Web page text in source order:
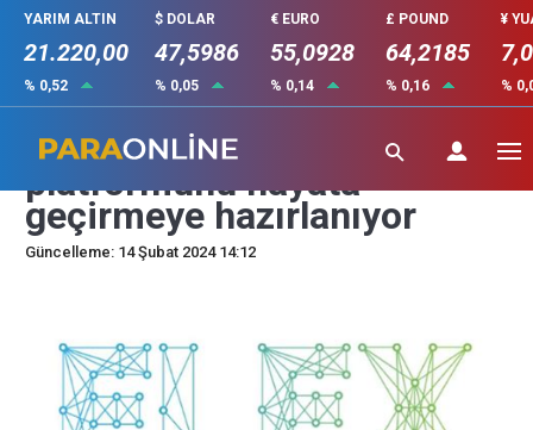
YARIM ALTIN
21.220,00
% 0,52
$ DOLAR
47,5986
% 0,05
€ EURO
55,0928
% 0,14
£ POUND
64,2185
% 0,16
¥
%
AOL, yeni AI destekli haber
platformunu hayata
geçirmeye hazırlanıyor
Güncelleme: 14 Şubat 2024 14:12